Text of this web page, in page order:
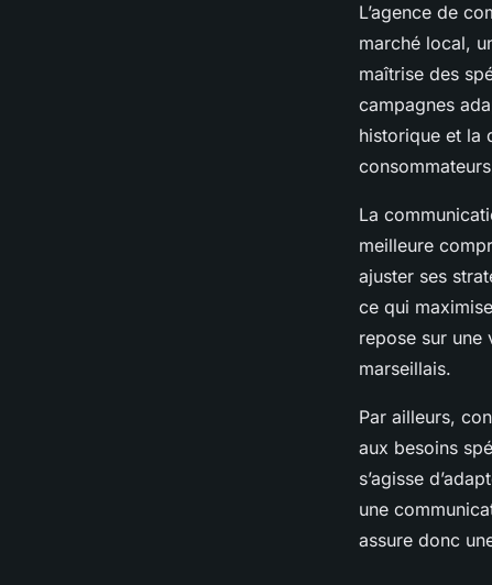
L’agence de
marché local,
maîtrise des
campagnes
historique et la
La
meilleure
ajuster ses
ce qui
repose sur une
marseillais.
Par ailleurs,
aux besoins
s’agisse
une
assure donc